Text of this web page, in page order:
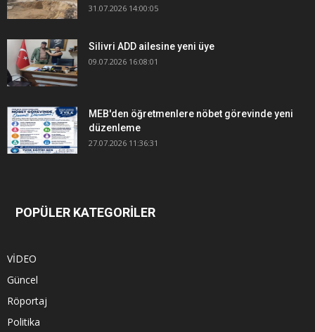
31.07.2026 14:00:05
Silivri ADD ailesine yeni üye
09.07.2026 16:08:01
MEB'den öğretmenlere nöbet görevinde yeni
düzenleme
27.07.2026 11:36:31
POPÜLER KATEGORİLER
VİDEO
Güncel
Röportaj
Politika